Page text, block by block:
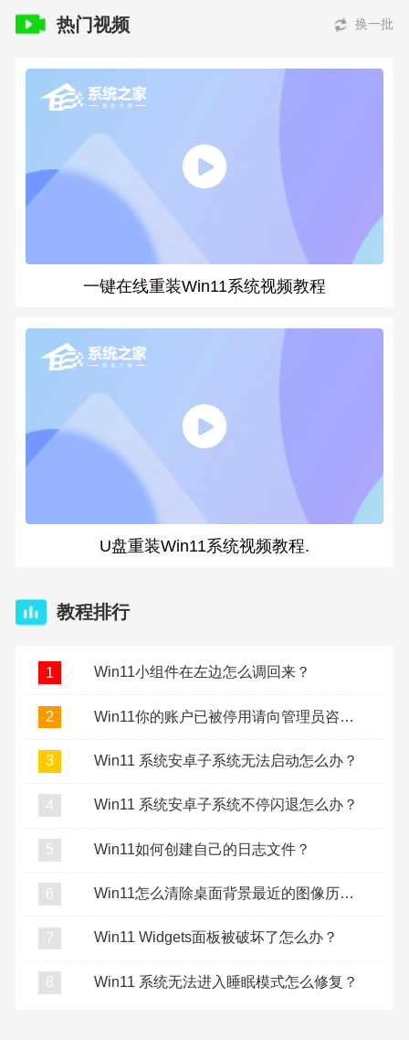
热门视频 换一批
一键在线重装Win11系统视频教程
U盘重装Win11系统视频教程.
教程排行
1 Win11小组件在左边怎么调回来？
2 Win11你的账户已被停用请向管理员咨询怎么办？
3 Win11 系统安卓子系统无法启动怎么办？
4 Win11 系统安卓子系统不停闪退怎么办？
5 Win11如何创建自己的日志文件？
6 Win11怎么清除桌面背景最近的图像历史记录？
7 Win11 Widgets面板被破坏了怎么办？
8 Win11 系统无法进入睡眠模式怎么修复？